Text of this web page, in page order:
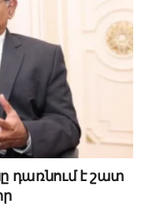
դառնում է շատ